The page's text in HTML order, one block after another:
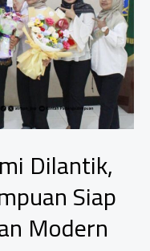
Dilantik,
Siap
Modern